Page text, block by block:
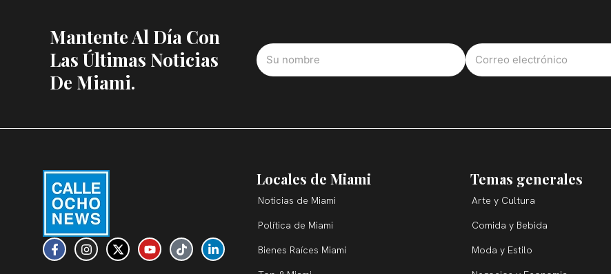
Mantente Al Día Con
Las Últimas Noticias
De Miami.
F
a
I
n
X
-
Y
o
T
i
L
i
Locales de Miami
Noticias de Miami
Política de Miami
Bienes Raíces Miami
Temas generales
Arte y Cultura
Comida y Bebida
Moda y Estilo